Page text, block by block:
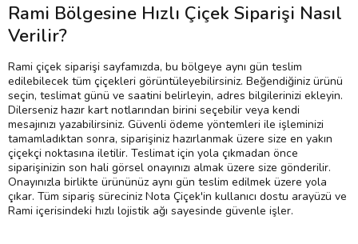
Rami Bölgesine Hızlı Çiçek Siparişi Nasıl
Verilir?
Rami çiçek siparişi sayfamızda, bu bölgeye aynı gün teslim
edilebilecek tüm çiçekleri görüntüleyebilirsiniz. Beğendiğiniz ürünü
seçin, teslimat günü ve saatini belirleyin, adres bilgilerinizi ekleyin.
Dilerseniz hazır kart notlarından birini seçebilir veya kendi
mesajınızı yazabilirsiniz. Güvenli ödeme yöntemleri ile işleminizi
tamamladıktan sonra, siparişiniz hazırlanmak üzere size en yakın
çiçekçi noktasına iletilir. Teslimat için yola çıkmadan önce
siparişinizin son hali görsel onayınızı almak üzere size gönderilir.
Onayınızla birlikte ürününüz aynı gün teslim edilmek üzere yola
çıkar. Tüm sipariş süreciniz Nota Çiçek'in kullanıcı dostu arayüzü ve
Rami içerisindeki hızlı lojistik ağı sayesinde güvenle işler.